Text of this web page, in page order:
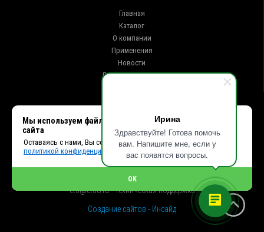
Ирина
Здравствуйте! Готова помочь
вам. Напишите мне, если у
вас появятся вопросы.
Главная
Каталог
О компании
Применения
Новости
Доставка и оплата
г. Иркутск ул. Клары Цеткин, 16, офис 15
+7 (914) 010-76-83, 8 (3952) 93-27-93 - Отдел продаж
+7 (950) 075-85-99 - Техническая поддержка
info@et38.ru - Общая почта
et2@et38.ru - Отдел продаж
et3@et38.ru - Техническая поддержка
Создание сайтов - Инсайд
Мы используем файлы cookie, чтобы улучшить работу
сайта
Оставаясь с нами, Вы соглашаетесь с использованием cookies и
политикой конфиденциальности.
OK